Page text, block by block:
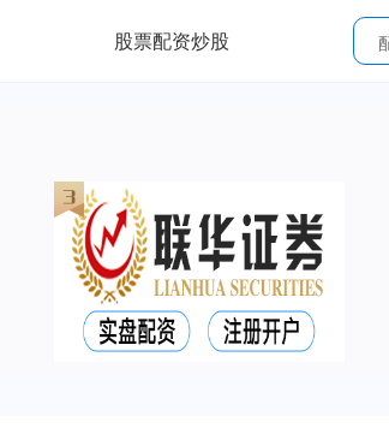
股票配资炒股